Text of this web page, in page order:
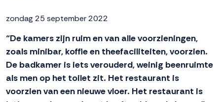
zondag 25 september 2022
“De kamers zijn ruim en van alle voorzieningen,
zoals minibar, koffie en theefaciliteiten, voorzien.
De badkamer is iets verouderd, weinig beenruimte
als men op het toilet zit. Het restaurant is
voorzien van een nieuwe vloer. Het restaurant is